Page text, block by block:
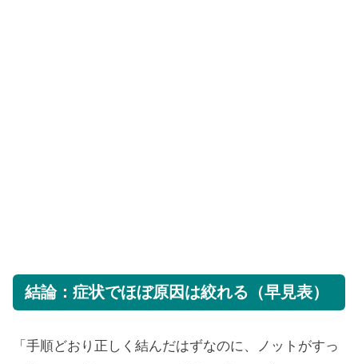
結論：症状でほぼ原因は絞れる（早見表）
「手順どおり正しく結んだはずなのに、ノットがすっ